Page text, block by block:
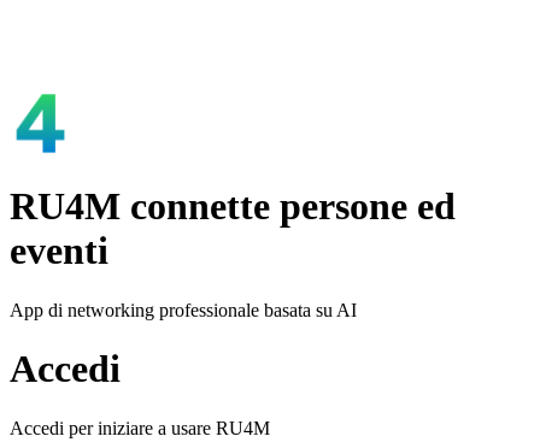
RU4M connette persone ed
eventi
App di networking professionale basata su AI
Accedi
Accedi per iniziare a usare RU4M